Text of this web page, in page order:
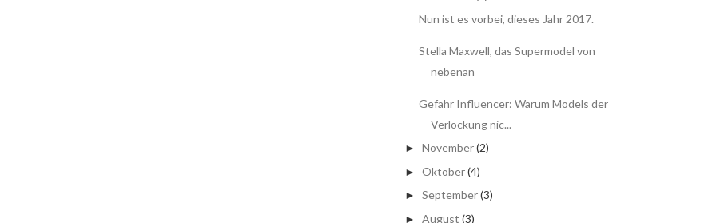
Nun ist es vorbei, dieses Jahr 2017.
Stella Maxwell, das Supermodel von
nebenan
Gefahr Influencer: Warum Models der
Verlockung nic...
► November(2)
► Oktober(4)
► September(3)
► August (3)